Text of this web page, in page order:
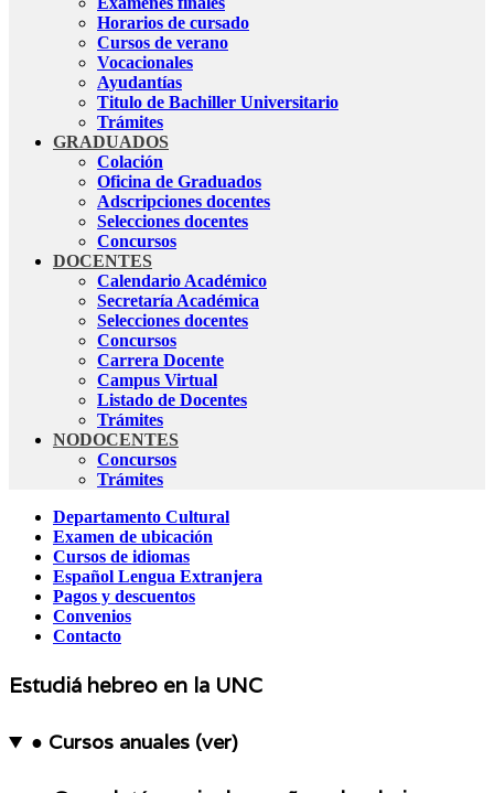
Horarios de cursado
Cursos de verano
Vocacionales
Ayudantías
Titulo de Bachiller Universitario
Trámites
GRADUADOS
Colación
Oficina de Graduados
Adscripciones docentes
Selecciones docentes
Concursos
DOCENTES
Calendario Académico
Secretaría Académica
Selecciones docentes
Concursos
Carrera Docente
Campus Virtual
Listado de Docentes
Trámites
NODOCENTES
Concursos
Trámites
Departamento Cultural
Examen de ubicación
Cursos de idiomas
Español Lengua Extranjera
Pagos y descuentos
Convenios
Contacto
Estudiá hebreo en la UNC
● Cursos anuales (ver)